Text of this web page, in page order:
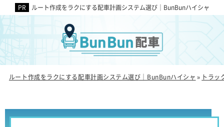
ルート作成をラクにする配車計画システム選び｜BunBunハイシャ
ルート作成をラクにする配車計画システム選び｜BunBunハイシャ » トラッ